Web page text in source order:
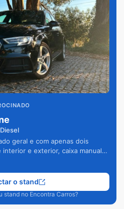
Diesel
geral e com apenas dois
e exterior, caixa manual
stand no Encontra Carros?
o stand